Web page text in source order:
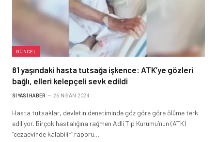
GÜNCEL
81 yaşındaki hasta tutsağa işkence: ATK’ye gözleri
bağlı, elleri kelepçeli sevk edildi
SIYASI HABER 26 NISAN 2024
Hasta tutsaklar, devletin denetiminde göz göre göre ölüme terk
ediliyor. Birçok hastalığına rağmen Adli Tıp Kurumu’nun (ATK)
“cezaevinde kalabilir” raporu…